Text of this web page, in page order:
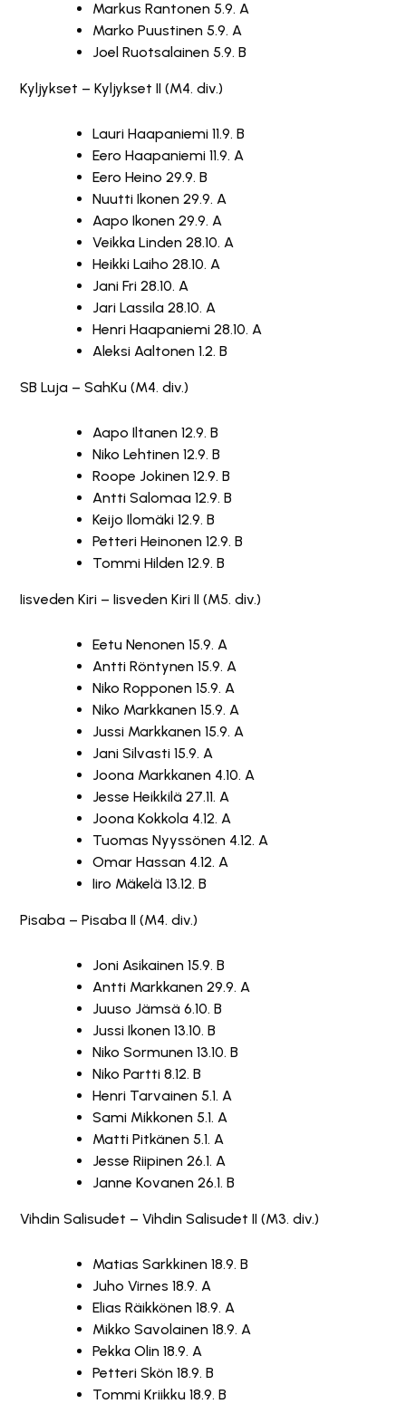
Markus Rantonen 5.9. A
Marko Puustinen 5.9. A
Joel Ruotsalainen 5.9. B
Kyljykset – Kyljykset II (M4. div.)
Lauri Haapaniemi 11.9. B
Eero Haapaniemi 11.9. A
Eero Heino 29.9. B
Nuutti Ikonen 29.9. A
Aapo Ikonen 29.9. A
Veikka Linden 28.10. A
Heikki Laiho 28.10. A
Jani Fri 28.10. A
Jari Lassila 28.10. A
Henri Haapaniemi 28.10. A
Aleksi Aaltonen 1.2. B
SB Luja – SahKu (M4. div.)
Aapo Iltanen 12.9. B
Niko Lehtinen 12.9. B
Roope Jokinen 12.9. B
Antti Salomaa 12.9. B
Keijo Ilomäki 12.9. B
Petteri Heinonen 12.9. B
Tommi Hilden 12.9. B
Iisveden Kiri – Iisveden Kiri II (M5. div.)
Eetu Nenonen 15.9. A
Antti Röntynen 15.9. A
Niko Ropponen 15.9. A
Niko Markkanen 15.9. A
Jussi Markkanen 15.9. A
Jani Silvasti 15.9. A
Joona Markkanen 4.10. A
Jesse Heikkilä 27.11. A
Joona Kokkola 4.12. A
Tuomas Nyyssönen 4.12. A
Omar Hassan 4.12. A
Iiro Mäkelä 13.12. B
Pisaba – Pisaba II (M4. div.)
Joni Asikainen 15.9. B
Antti Markkanen 29.9. A
Juuso Jämsä 6.10. B
Jussi Ikonen 13.10. B
Niko Sormunen 13.10. B
Niko Partti 8.12. B
Henri Tarvainen 5.1. A
Sami Mikkonen 5.1. A
Matti Pitkänen 5.1. A
Jesse Riipinen 26.1. A
Janne Kovanen 26.1. B
Vihdin Salisudet – Vihdin Salisudet II (M3. div.)
Matias Sarkkinen 18.9. B
Juho Virnes 18.9. A
Elias Räikkönen 18.9. A
Mikko Savolainen 18.9. A
Pekka Olin 18.9. A
Petteri Skön 18.9. B
Tommi Kriikku 18.9. B